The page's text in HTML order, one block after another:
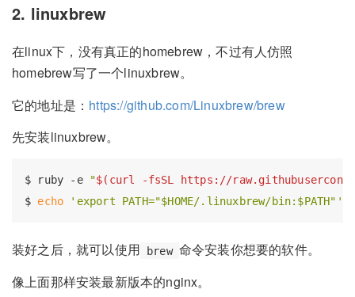
2. linuxbrew
在linux下，没有真正的homebrew，不过有人仿照
homebrew写了一个linuxbrew。
它的地址是： https://github.com/Linuxbrew/brew
先安装linuxbrew。
$ ruby -e "$(curl -fsSL https://
$ echo 'export PATH="$HOME/.linuxbrew/bin:$PATH"'
装好之后，就可以使用 brew 命令安装你想要的软件。
像上面那样安装最新版本的nginx。